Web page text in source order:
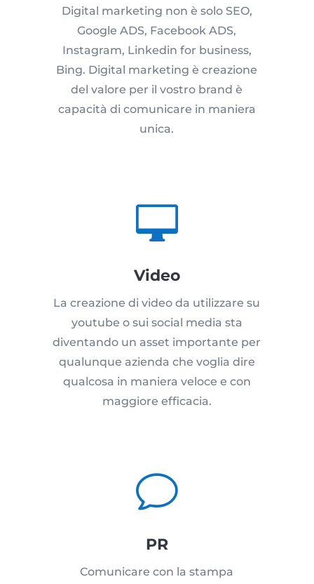
Digital marketing non è solo SEO,
Google ADS, Facebook ADS,
Instagram, Linkedin for business,
Bing. Digital marketing è creazione
del valore per il vostro brand è
capacità di comunicare in maniera
unica.

Video
La creazione di video da utilizzare su
youtube o sui social media sta
diventando un asset importante per
qualunque azienda che voglia dire
qualcosa in maniera veloce e con
maggiore efficacia.
v
PR
Comunicare con la stampa